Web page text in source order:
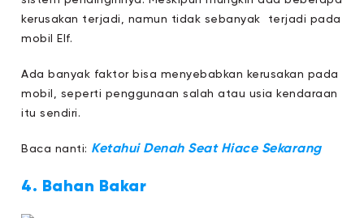
kerusakan terjadi, namun tidak sebanyak terjadi pada
mobil Elf.
Ada banyak faktor bisa menyebabkan kerusakan pada
mobil, seperti penggunaan salah atau usia kendaraan
itu sendiri.
Baca nanti: Ketahui Denah Seat Hiace Sekarang
4. Bahan Bakar